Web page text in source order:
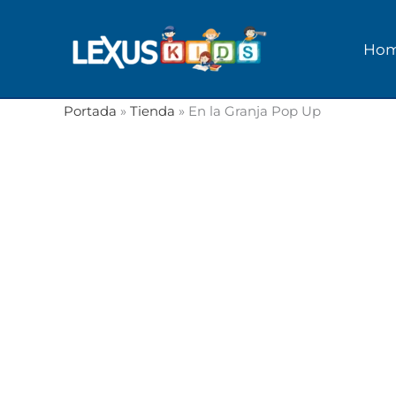
Portada » Tienda » En la Granja Pop Up